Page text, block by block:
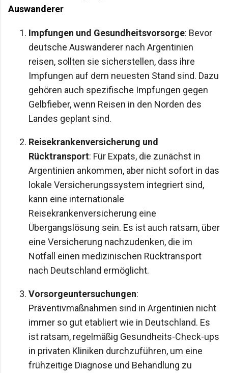
Auswanderer
Impfungen und Gesundheitsvorsorge: Bevor
deutsche Auswanderer nach Argentinien
reisen, sollten sie sicherstellen, dass ihre
Impfungen auf dem neuesten Stand sind. Dazu
gehören auch spezifische Impfungen gegen
Gelbfieber, wenn Reisen in den Norden des
Landes geplant sind.
Reisekrankenversicherung und
Rücktransport: Für Expats, die zunächst in
Argentinien ankommen, aber nicht sofort in das
lokale Versicherungssystem integriert sind,
kann eine internationale
Reisekrankenversicherung eine
Übergangslösung sein. Es ist auch ratsam, über
eine Versicherung nachzudenken, die im
Notfall einen medizinischen Rücktransport
nach Deutschland ermöglicht.
Vorsorgeuntersuchungen:
Präventivmaßnahmen sind in Argentinien nicht
immer so gut etabliert wie in Deutschland. Es
ist ratsam, regelmäßig Gesundheits-Check-ups
in privaten Kliniken durchzuführen, um eine
frühzeitige Diagnose und Behandlung zu